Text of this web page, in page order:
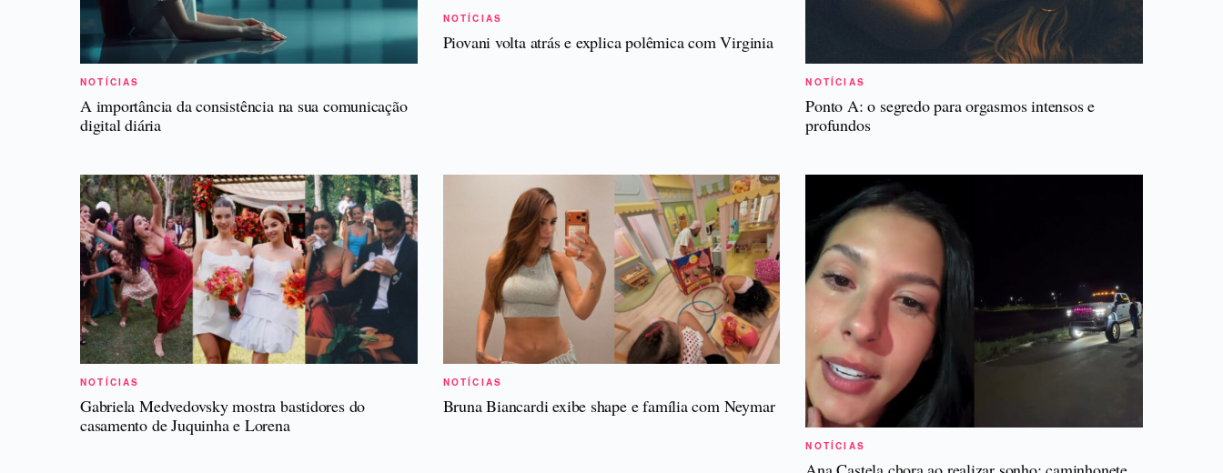
NOTÍCIAS
A importância da consistência na sua comunicação
digital diária
NOTÍCIAS
Piovani volta atrás e explica polêmica com Virginia
NOTÍCIAS
Ponto A: o segredo para orgasmos intensos e
profundos
NOTÍCIAS
Gabriela Medvedovsky mostra bastidores do
casamento de Juquinha e Lorena
NOTÍCIAS
Bruna Biancardi exibe shape e família com Neymar
NOTÍCIAS